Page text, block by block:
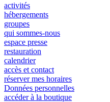
activités
hébergements
groupes
qui sommes-nous
espace presse
restauration
calendrier
accès et contact
réserver mes horaires
Données personnelles
accéder à la boutique